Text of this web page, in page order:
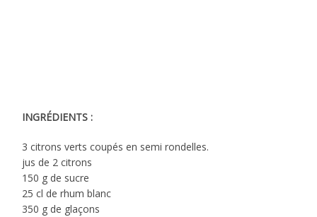
INGRÉDIENTS :
3 citrons verts coupés en semi rondelles.
jus de 2 citrons
150 g de sucre
25 cl de rhum blanc
350 g de glaçons